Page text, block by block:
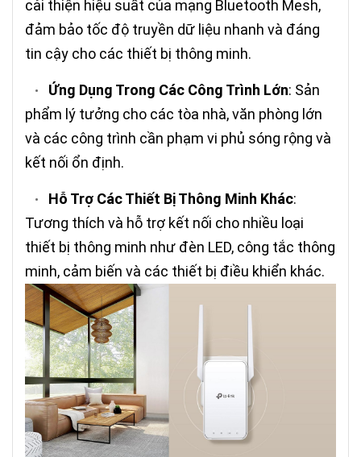
cải thiện hiệu suất của mạng Bluetooth Mesh,
đảm bảo tốc độ truyền dữ liệu nhanh và đáng
tin cậy cho các thiết bị thông minh.
• Ứng Dụng Trong Các Công Trình Lớn: Sản
phẩm lý tưởng cho các tòa nhà, văn phòng lớn
và các công trình cần phạm vi phủ sóng rộng và
kết nối ổn định.
• Hỗ Trợ Các Thiết Bị Thông Minh Khác:
Tương thích và hỗ trợ kết nối cho nhiều loại
thiết bị thông minh như đèn LED, công tắc thông
minh, cảm biến và các thiết bị điều khiển khác.